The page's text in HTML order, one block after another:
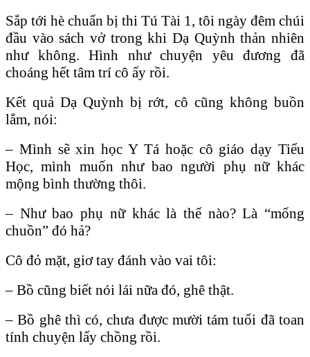
Sắp tới hè chuẩn bị thi Tú Tài 1, tôi ngày đêm chúi
đầu vào sách vở trong khi Dạ Quỳnh thản nhiên
như không. Hình như chuyện yêu đương đã
choáng hết tâm trí cô ấy rồi.
Kết quả Dạ Quỳnh bị rớt, cô cũng không buồn
lắm, nói:
– Mình sẽ xin học Y Tá hoặc cô giáo dạy Tiểu
Học, mình muốn như bao người phụ nữ khác
mộng bình thường thôi.
– Như bao phụ nữ khác là thế nào? Là “mống
chuồn” đó hả?
Cô đỏ mặt, giơ tay đánh vào vai tôi:
– Bồ cũng biết nói lái nữa đó, ghê thật.
– Bồ ghê thì có, chưa được mười tám tuổi đã toan
tính chuyện lấy chồng rồi.